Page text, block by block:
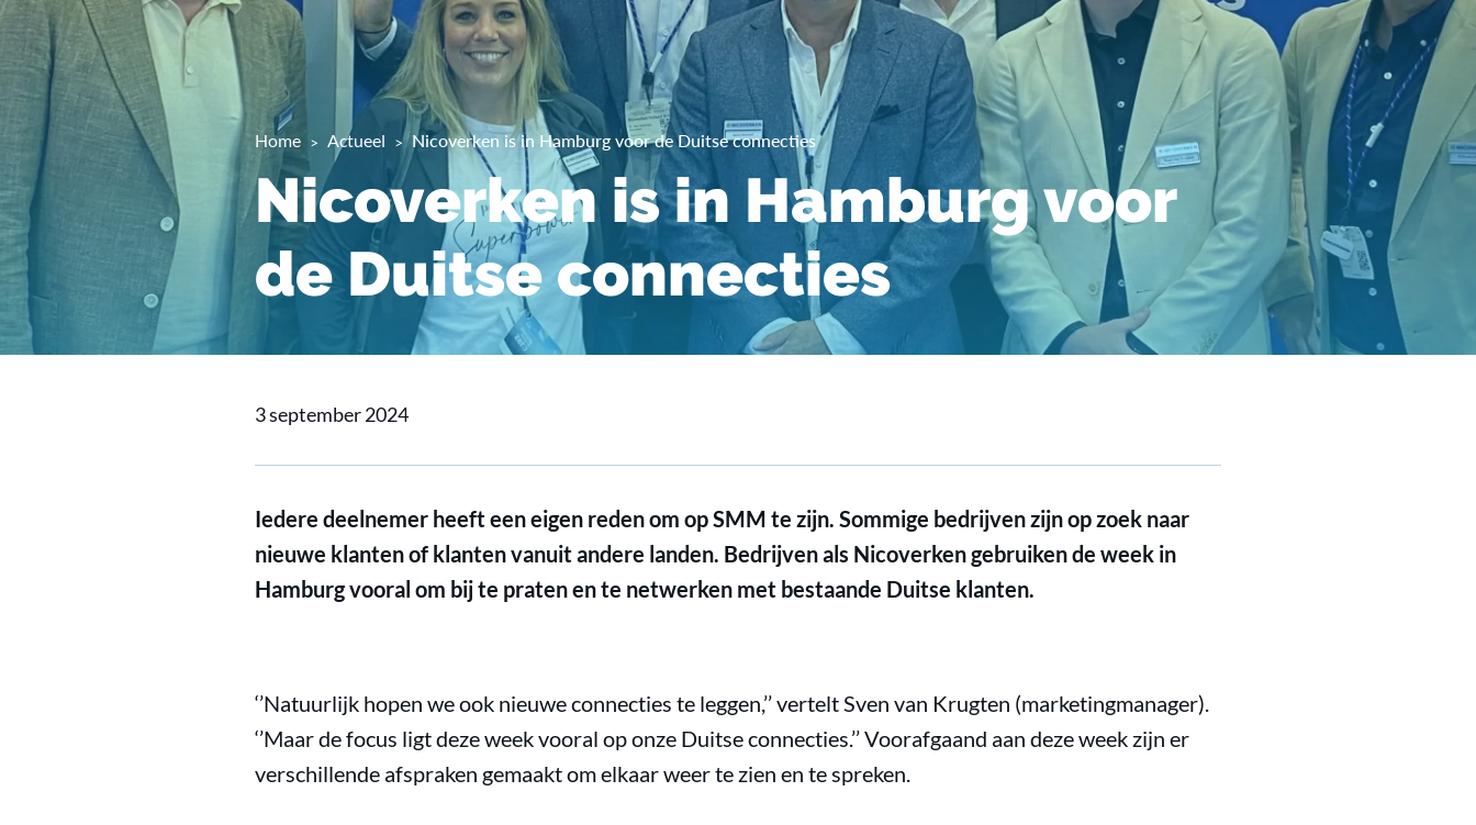
Home Actueel Nicoverken is in Hamburg voor de Duitse connecties
Nicoverken is in Hamburg voor
de Duitse connecties
3 september 2024
Iedere deelnemer heeft een eigen reden om op SMM te zijn. Sommige bedrijven zijn op zoek naar
nieuwe klanten of klanten vanuit andere landen. Bedrijven als Nicoverken gebruiken de week in
Hamburg vooral om bij te praten en te netwerken met bestaande Duitse klanten.
‘’Natuurlijk hopen we ook nieuwe connecties te leggen,’’ vertelt Sven van Krugten (marketingmanager).
‘’Maar de focus ligt deze week vooral op onze Duitse connecties.’’ Voorafgaand aan deze week zijn er
verschillende afspraken gemaakt om elkaar weer te zien en te spreken.